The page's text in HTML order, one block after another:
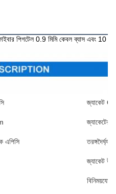
পিগটেল 0.9 মিমি কেবল ব্যাস এবং 10
জ্যাকেট
জ্যাকেটের
এপিসি তরঙ্গদৈর্ঘ্য
জ্যাকেট